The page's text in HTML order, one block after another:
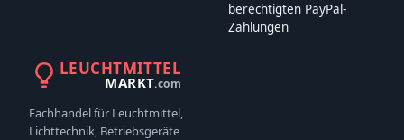
berechtigten PayPal-
Zahlungen
LEUCHTMITTEL
MARKT.com
Fachhandel für Leuchtmittel,
Lichttechnik, Betriebsgeräte